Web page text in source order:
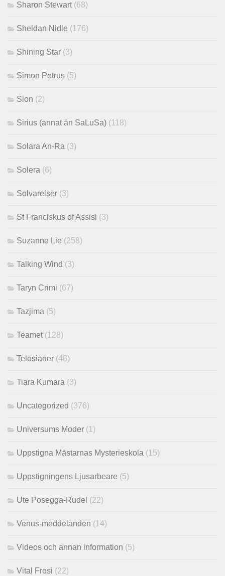
Sharon Stewart (68)
Sheldan Nidle (176)
Shining Star (3)
Simon Petrus (5)
Sion (2)
Sirius (annat än SaLuSa) (118)
Solara An-Ra (3)
Solera (6)
Solvarelser (3)
St Franciskus of Assisi (3)
Suzanne Lie (258)
Talking Wind (3)
Taryn Crimi (67)
Tazjima (5)
Teamet (128)
Telosianer (48)
Tiara Kumara (3)
Uncategorized (376)
Universums Moder (1)
Uppstigna Mästarnas Mysterieskola (15)
Uppstigningens Ljusarbeare (5)
Ute Posegga-Rudel (22)
Venus-meddelanden (14)
Videos och annan information (5)
Vital Frosi (22)